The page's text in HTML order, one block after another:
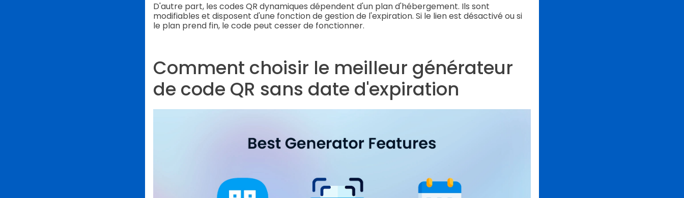
D'autre part, les codes QR dynamiques dépendent d'un plan d'hébergement. Ils sont
modifiables et disposent d'une fonction de gestion de l'expiration. Si le lien est désactivé ou si
le plan prend fin, le code peut cesser de fonctionner.
Comment choisir le meilleur générateur
de code QR sans date d'expiration